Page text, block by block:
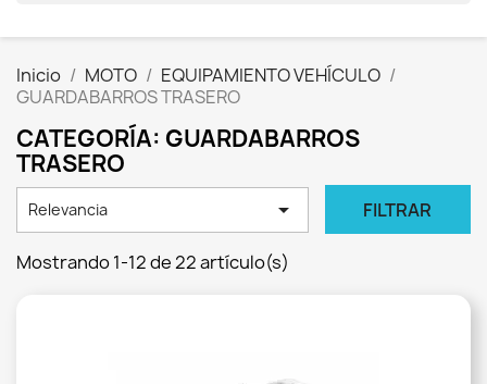
Inicio MOTO
EQUIPAMIENTO VEHÍCULO
GUARDABARROS TRASERO
CATEGORÍA: GUARDABARROS
TRASERO
Relevancia  FILTRAR
Mostrando 1-12 de 22 artículo(s)